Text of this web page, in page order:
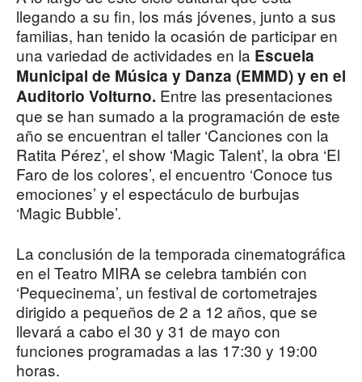
llegando a su fin, los más jóvenes, junto a sus
familias, han tenido la ocasión de participar en
una variedad de actividades en la Escuela
Municipal de Música y Danza (EMMD) y en el
Auditorio Volturno. Entre las presentaciones
que se han sumado a la programación de este
año se encuentran el taller ‘Canciones con la
Ratita Pérez’, el show ‘Magic Talent’, la obra ‘El
Faro de los colores’, el encuentro ‘Conoce tus
emociones’ y el espectáculo de burbujas
‘Magic Bubble’.
La conclusión de la temporada cinematográfica
en el Teatro MIRA se celebra también con
‘Pequecinema’, un festival de cortometrajes
dirigido a pequeños de 2 a 12 años, que se
llevará a cabo el 30 y 31 de mayo con
funciones programadas a las 17:30 y 19:00
horas.